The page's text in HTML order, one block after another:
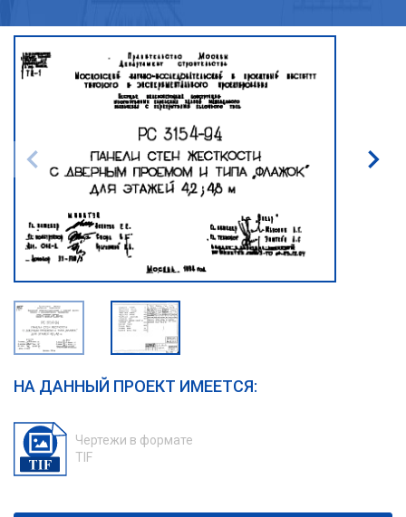
НА ДАННЫЙ ПРОЕКТ ИМЕЕТСЯ:
Чертежи в формате
TIF